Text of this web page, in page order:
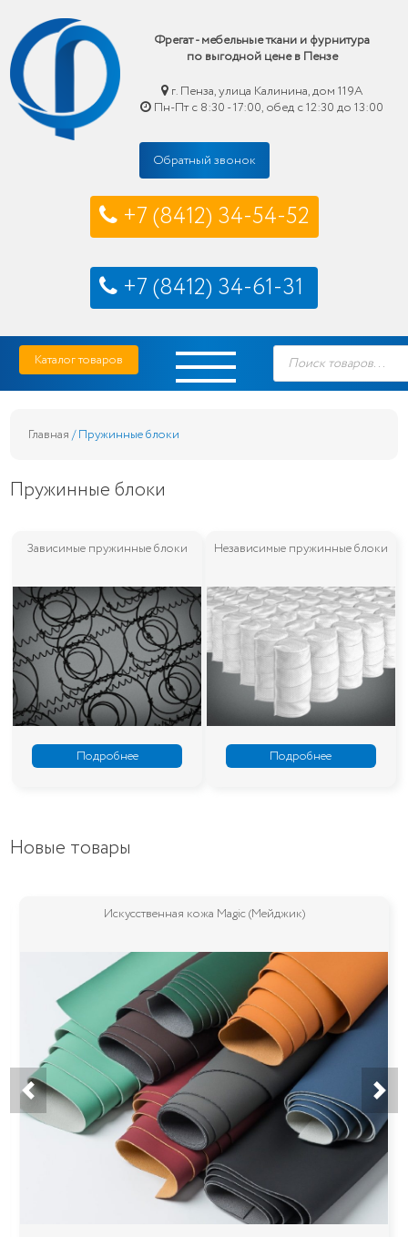
Фрегат - мебельные ткани и фурнитура
по выгодной цене в Пензе
г. Пенза, улица Калинина, дом 119А
Пн-Пт с 8:30 - 17:00, обед с 12:30 до 13:00
Обратный звонок
+7 (8412) 34-54-52
+7 (8412) 34-61-31
Skip
content
Фрегат — мебельные ткани и фурнитура купить по выгодной цене в Пензе
Каталог товаров
Поиск
товаров
Главная / Пружинные блоки
Пружинные блоки
Зависимые пружинные блоки
Подробнее
Независимые пружинные блоки
Подробнее
Новые товары
Искусственная кожа Magic (Мейджик)